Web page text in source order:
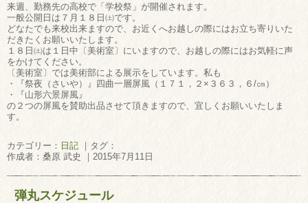
来週、勤務先の高校で「学校祭」が開催されます。
一般公開日は７月１８日㈯です。
どなたでも来校出来ますので、お近くへお越しの際にはお立ち寄りいた
だきたくお願いいたします。
１８日㈯は１日中〔美術室〕にいますので、お越しの際にはお気軽に声
をかけてください。
〔美術室〕では美術部による展示をしています。私も
・『祭夜（さいや）』四曲一層屏風（１７１，２×３６３，６/㎝）
・『山形六景屏風』
の２つの屏風を賛助出品させて頂きますので、宜しくお願いいたしま
す。
カテゴリー： 日記 ｜タグ：
作成者：桑原 武史 ｜2015年7月11日
弾丸スケジュール